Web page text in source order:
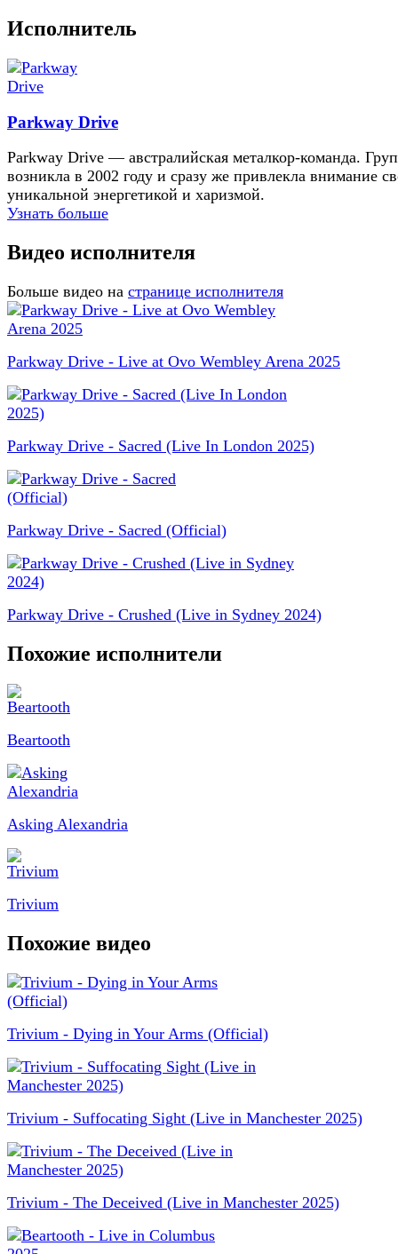
Исполнитель
Parkway Drive
Parkway Drive — австралийская металкор-команда.
возникла в 2002 году и сразу же привлекла внимание
уникальной энергетикой и харизмой.
Узнать больше
Видео исполнителя
Больше видео на странице исполнителя
Parkway Drive - Live at Ovo Wembley Arena 2025
Parkway Drive - Sacred (Live In London 2025)
Parkway Drive - Sacred (Official)
Parkway Drive - Crushed (Live in Sydney 2024)
Похожие исполнители
Beartooth
Asking Alexandria
Trivium
Похожие видео
Trivium - Dying in Your Arms (Official)
Trivium - Suffocating Sight (Live in Manchester 2025)
Trivium - The Deceived (Live in Manchester 2025)